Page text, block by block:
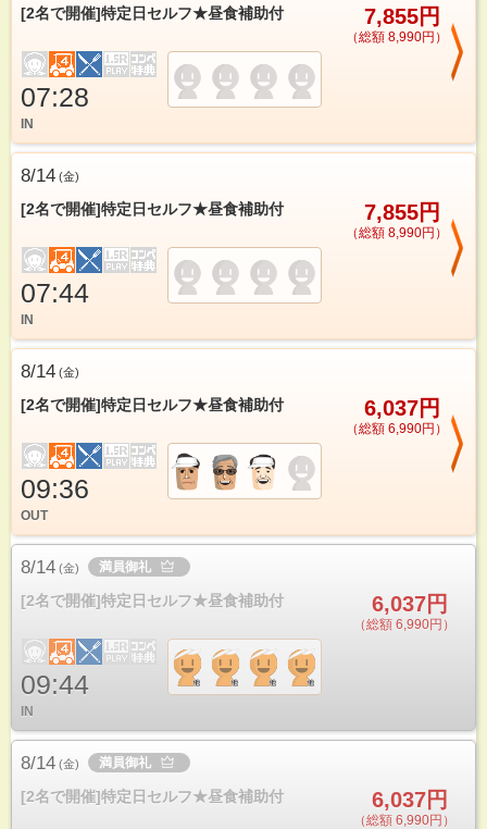
[2名で開催]特定日セルフ★昼食補助付 7,855円
（総額 8,990円）
07:28
IN
8/14 (金)
[2名で開催]特定日セルフ★昼食補助付 7,855円
（総額 8,990円）
07:44
IN
8/14 (金)
[2名で開催]特定日セルフ★昼食補助付 6,037円
（総額 6,990円）
09:36
OUT
8/14 (金) 満員御礼
[2名で開催]特定日セルフ★昼食補助付 6,037円
（総額 6,990円）
09:44
IN
8/14 (金) 満員御礼
[2名で開催]特定日セルフ★昼食補助付 6,037円
（総額 6,990円）